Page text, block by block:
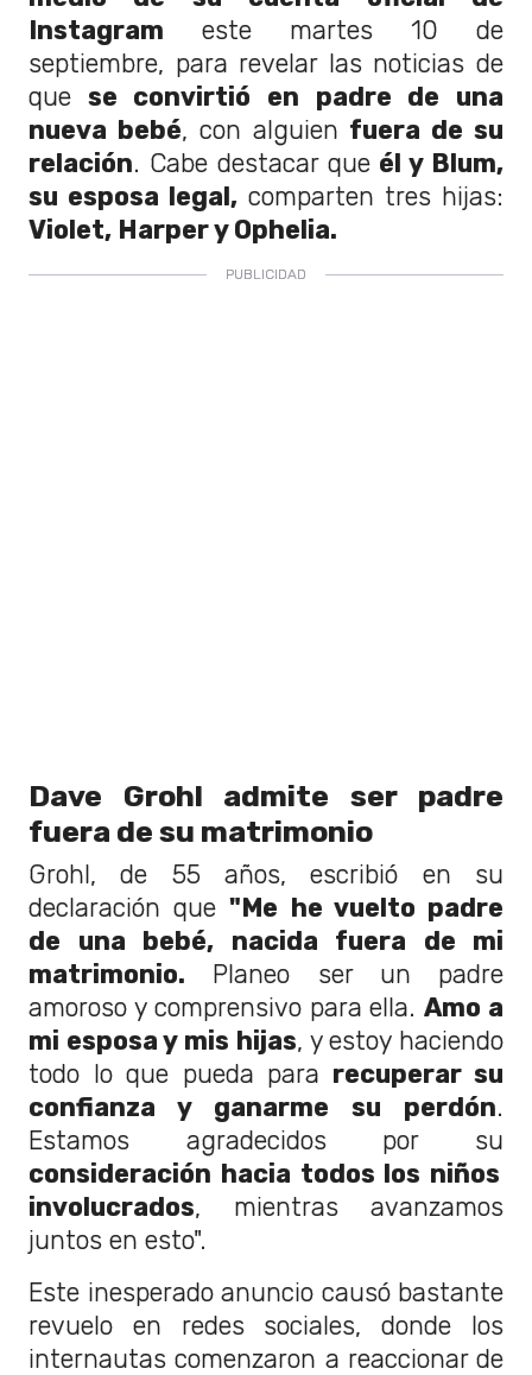
Instagram este martes 10 de
septiembre, para revelar las noticias de
que se convirtió en padre de una
nueva bebé, con alguien fuera de su
relación. Cabe destacar que él y Blum,
su esposa legal, comparten tres hijas:
Violet, Harper y Ophelia.
Dave Grohl admite ser padre
fuera de su matrimonio
Grohl, de 55 años, escribió en su
declaración que"Me he vuelto padre
de una bebé, nacida fuera de mi
matrimonio. Planeo ser un padre
amoroso y comprensivo para ella.Amo a
mi esposa y mis hijas, y estoy haciendo
todo lo que pueda para recuperar su
confianza y ganarme su perdón.
Estamos agradecidos por su
consideración hacia todos los niños
involucrados, mientras avanzamos
juntos en esto".
Este inesperado anuncio causó bastante
revuelo en redes sociales, donde los
internautas comenzaron a reaccionar de